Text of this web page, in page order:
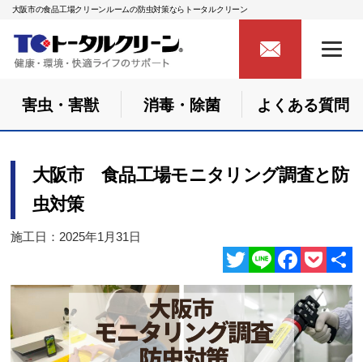
大阪市の食品工場クリーンルームの防虫対策ならトータルクリーン
害虫・害獣 消毒・除菌 よくある質問
大阪市 食品工場モニタリング調査と防
虫対策
施工日：2025年1月31日
Twitter
LineFacebook
Pocket
共
有